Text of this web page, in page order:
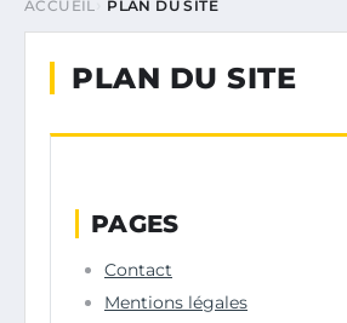
ACCUEIL PLAN DU SITE
PLAN DU SITE
PAGES
Contact
Mentions légales